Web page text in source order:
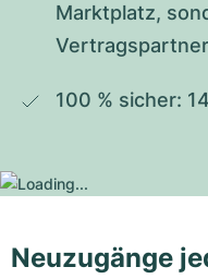
Marktplatz,
Vertragspartner
100 % sicher:
Neuzugänge